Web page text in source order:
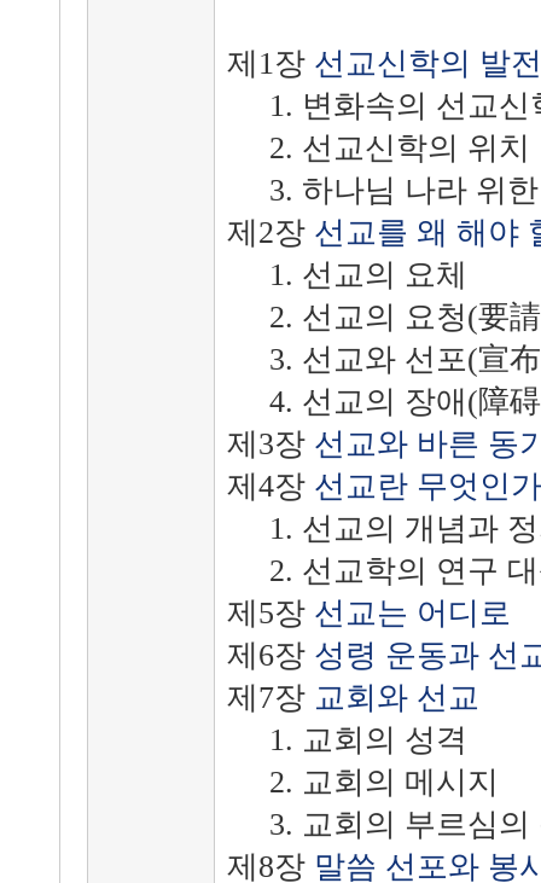
제1장 선교신학의 발전
1. 변화속의 선교신
2. 선교신학의 위치
3. 하나님 나라 위한
제2장 선교를 왜 해야
1. 선교의 요체
2. 선교의 요청(要
3. 선교와 선포(宣
4. 선교의 장애(障
제3장 선교와 바른 동
제4장 선교란 무엇인
1. 선교의 개념과
2. 선교학의 연구
제5장 선교는 어디로
제6장 성령 운동과 선
제7장 교회와 선교
1. 교회의 성격
2. 교회의 메시지
3. 교회의 부르심의
제8장 말씀 선포와 봉